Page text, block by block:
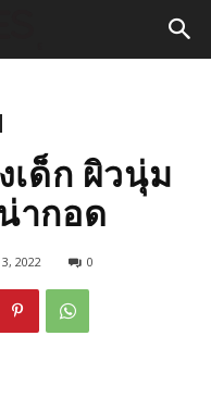
ด็ก ผิวนุ่ม
ากอด
2022 0